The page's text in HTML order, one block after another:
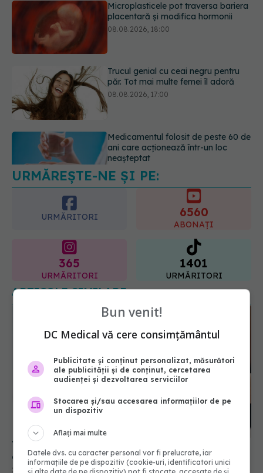
Trucul genial cu ceai negru pentru
păr. Tot mai multe femei îl adoră
08.08.2026, 17:00
Medicamentul folosit de peste 60 de
ani care acționează într-un loc
neașteptat
Transpirații nocturne: semnul ignorat
care poate ascunde probleme
serioase de sănătate
08.08.2026, 20:00
URMĂREȘTE-NE ȘI PE:
URMĂRITORI
365 1401
URMĂRITORI
ARTICOLE SIMILARE
Tratamentul diabeticilor, schimbat total. Milioane
de diabetici vor trebui să se adapteze
28 iun 2025, 16:24
Bun venit!
DC Medical vă cere consimțământul
Publicitate și conținut personalizat, măsurători
ale publicității și de conținut, cercetarea
audienței și dezvoltarea serviciilor
Stocarea și/sau accesarea informațiilor de pe
un dispozitiv
Aflați mai multe
Datele dvs. cu caracter personal vor fi prelucrate, iar
informațiile de pe dispozitiv (cookie-uri, identificatori unici